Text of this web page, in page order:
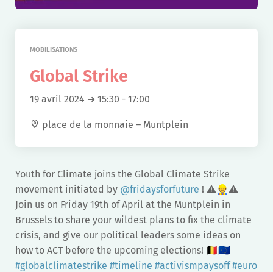
MOBILISATIONS
Global Strike
19 avril 2024 ➜ 15:30 - 17:00
place de la monnaie – Muntplein
Youth for Climate joins the Global Climate Strike
movement initiated by @fridaysforfuture ! ⚠️👷⚠️
Join us on Friday 19th of April at the Muntplein in
Brussels to share your wildest plans to fix the climate
crisis, and give our political leaders some ideas on
how to ACT before the upcoming elections! 🇧🇪🇪🇺
#globalclimatestrike #timeline #activismpaysoff #euro